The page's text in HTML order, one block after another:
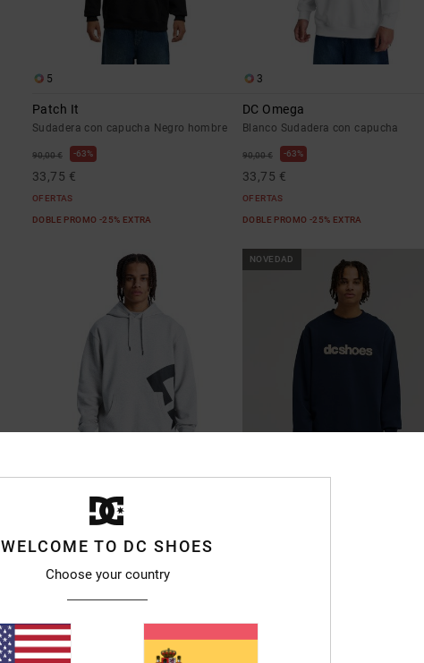
5
Patch It
Sudadera con capucha Negro hombre
90,00 € 63%
33,75 €
OFERTAS
DOBLE PROMO -25% EXTRA
3
DC Omega
Blanco Sudadera con capucha
90,00 € 63%
33,75 €
OFERTAS
DOBLE PROMO -25% EXTRA
28,12 €
OFERTAS
DOBLE PROMO -25% EXTRA
NOVEDAD
WELCOME TO DC SHOES
Choose your country